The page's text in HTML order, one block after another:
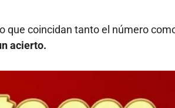
que coincidan tanto el número
acierto.